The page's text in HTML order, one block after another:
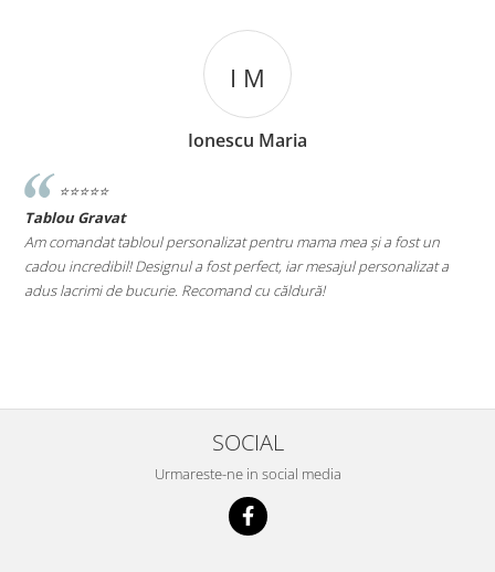
I M
Ionescu Maria
⭐️⭐️⭐️⭐️⭐️
Tablou Gravat
Am comandat tabloul personalizat pentru mama mea și a fost un
cadou incredibil! Designul a fost perfect, iar mesajul personalizat a
adus lacrimi de bucurie. Recomand cu căldură!
SOCIAL
Urmareste-ne in social media